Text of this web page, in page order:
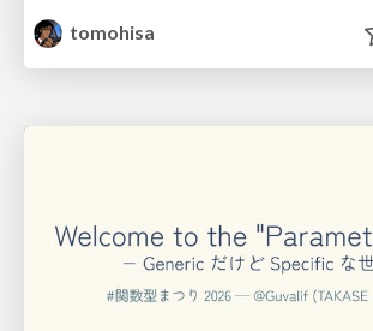
tomohisa